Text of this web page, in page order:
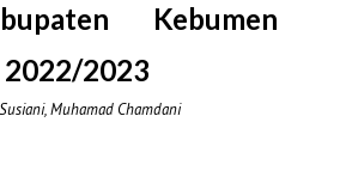
Kebumen
2022/2023
Muhamad Chamdani